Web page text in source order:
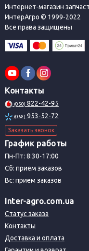
Интернет-магазин
ИнтерАгро © 1999-2022
Все права защищены
Контакты
(050) 822-42-95
(068) 953-52-72
Заказать звонок
График работы
Пн-Пт: 8:30-17:00
Сб: прием заказов
Вс: прием заказов
Inter-agro.com.ua
Статус заказа
Контакты
Доставка и оплата